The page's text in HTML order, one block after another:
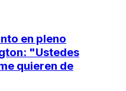
en pleno
"Ustedes
quieren de